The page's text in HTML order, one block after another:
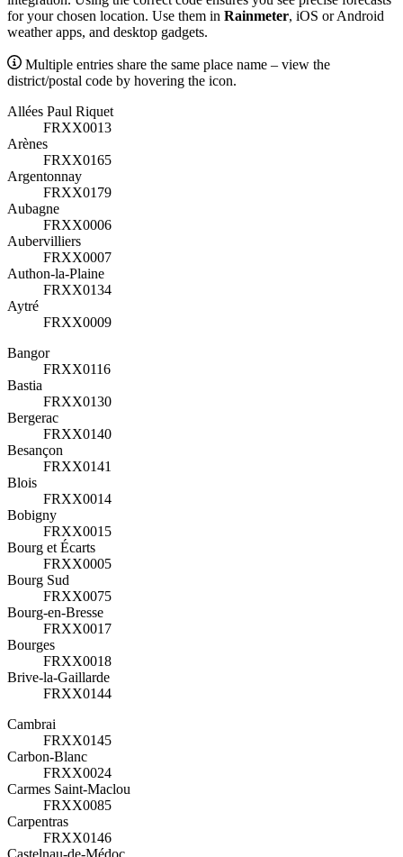
for your chosen location. Use them in Rainmeter, iOS or Android
weather apps, and desktop gadgets.
Multiple entries share the same place name – view the
district/postal code by hovering the icon.
Allées Paul Riquet
FRXX0013
Arènes
FRXX0165
Argentonnay
FRXX0179
Aubagne
FRXX0006
Aubervilliers
FRXX0007
Authon-la-Plaine
FRXX0134
Aytré
FRXX0009
Bangor
FRXX0116
Bastia
FRXX0130
Bergerac
FRXX0140
Besançon
FRXX0141
Blois
FRXX0014
Bobigny
FRXX0015
Bourg et Écarts
FRXX0005
Bourg Sud
FRXX0075
Bourg-en-Bresse
FRXX0017
Bourges
FRXX0018
Brive-la-Gaillarde
FRXX0144
Cambrai
FRXX0145
Carbon-Blanc
FRXX0024
Carmes Saint-Maclou
FRXX0085
Carpentras
FRXX0146